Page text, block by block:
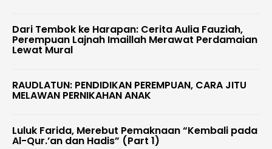
Dari Tembok ke Harapan: Cerita Aulia Fauziah,
Perempuan Lajnah Imaillah Merawat Perdamaian
Lewat Mural
RAUDLATUN: PENDIDIKAN PEREMPUAN, CARA JITU
MELAWAN PERNIKAHAN ANAK
Luluk Farida, Merebut Pemaknaan “Kembali pada
Al-Qur.’an dan Hadis” (Part 1)